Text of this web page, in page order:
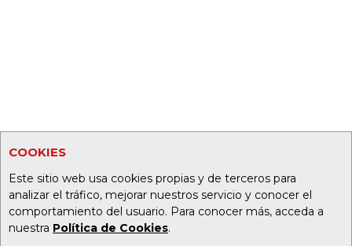
COOKIES
Este sitio web usa cookies propias y de terceros para
analizar el tráfico, mejorar nuestros servicio y conocer el
comportamiento del usuario. Para conocer más, acceda a
nuestra Política de Cookies.